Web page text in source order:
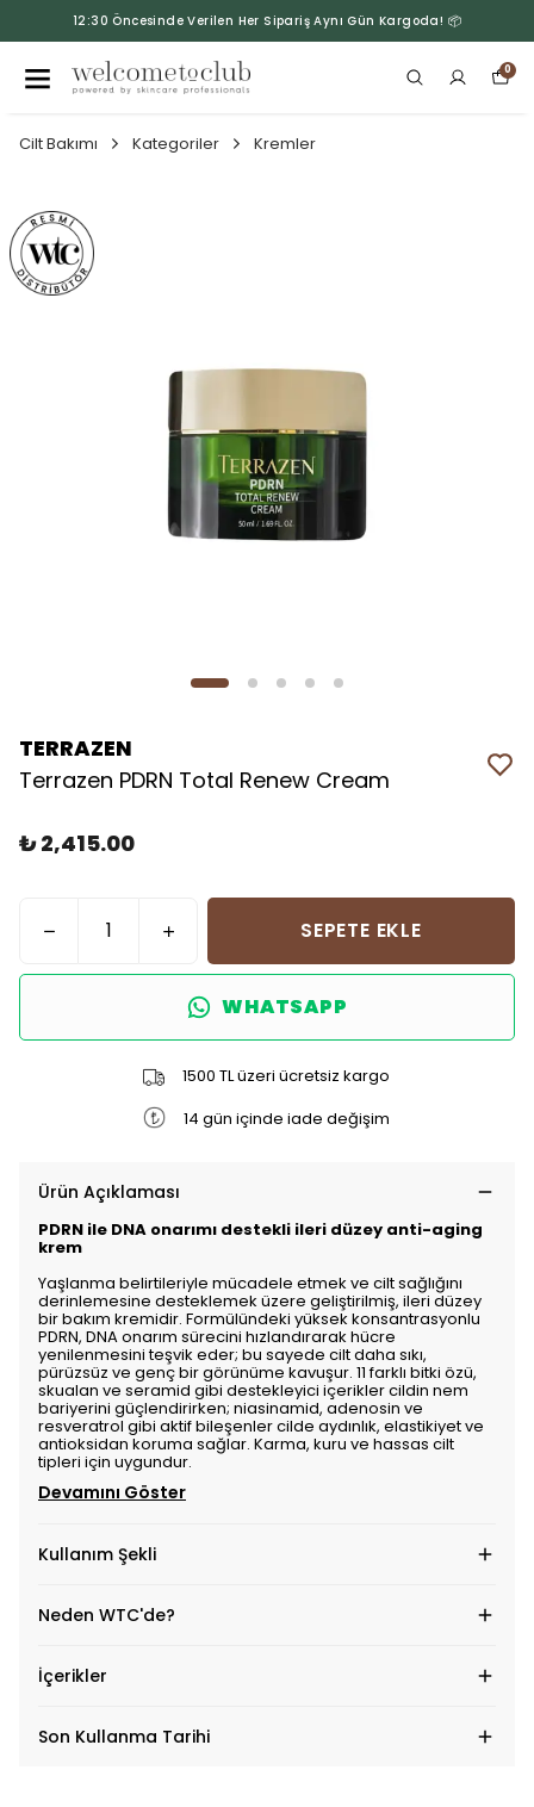
12:30 Öncesinde Verilen Her Sipariş Aynı Gün Kargoda! 📦
0
Cilt Bakımı Kategoriler Kremler
TERRAZEN
Terrazen PDRN Total Renew Cream
₺ 2,415.00
SEPETE EKLE
WHATSAPP
1500 TL üzeri ücretsiz kargo
14 gün içinde iade değişim
Ürün Açıklaması
PDRN ile DNA onarımı destekli ileri düzey anti-aging
krem
Yaşlanma belirtileriyle mücadele etmek ve cilt sağlığını
derinlemesine desteklemek üzere geliştirilmiş, ileri düzey
bir bakım kremidir. Formülündeki yüksek konsantrasyonlu
PDRN, DNA onarım sürecini hızlandırarak hücre
yenilenmesini teşvik eder; bu sayede cilt daha sıkı,
pürüzsüz ve genç bir görünüme kavuşur. 11 farklı bitki özü,
skualan ve seramid gibi destekleyici içerikler cildin nem
bariyerini güçlendirirken; niasinamid, adenosin ve
resveratrol gibi aktif bileşenler cilde aydınlık, elastikiyet ve
antioksidan koruma sağlar. Karma, kuru ve hassas cilt
tipleri için uygundur.
Devamını Göster
Kullanım Şekli
Neden WTC'de?
İçerikler
Son Kullanma Tarihi